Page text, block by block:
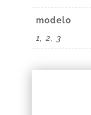
modelo
1, 2, 3